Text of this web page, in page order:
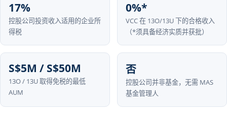
17%
控股公司投资收入适用的企业所
得税
0%*
VCC 在 13O/13U 下的合格收入
（*须具备经济实质并获批）
S$5M / S$50M
13O / 13U 取得免税的最低
AUM
否
控股公司并非基金，无需 MAS
基金管理人